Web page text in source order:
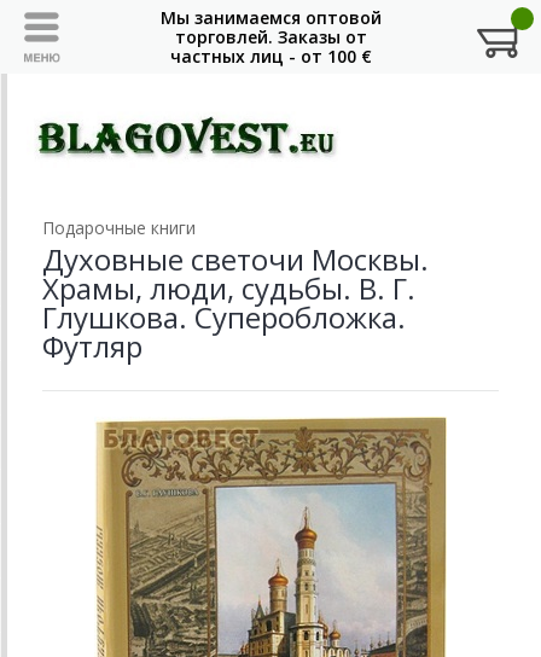
Подарочные книги
Духовные светочи Москвы.
Храмы, люди, судьбы. В. Г.
Глушкова. Суперобложка.
Футляр